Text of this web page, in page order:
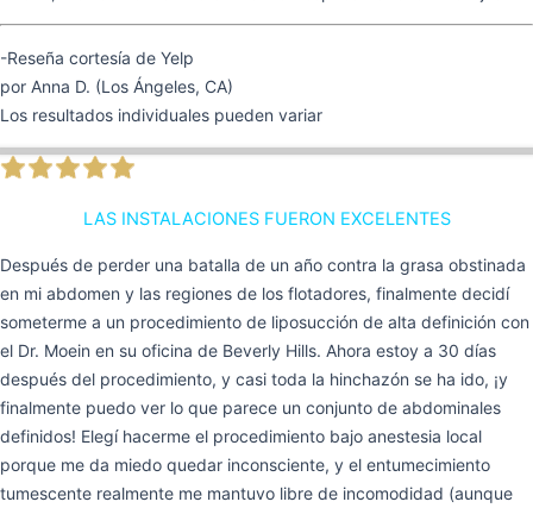
-Reseña cortesía de Yelp
por Anna D. (Los Ángeles, CA)
Los resultados individuales pueden variar
LAS INSTALACIONES FUERON EXCELENTES
Después de perder una batalla de un año contra la grasa obstinada
en mi abdomen y las regiones de los flotadores, finalmente decidí
someterme a un procedimiento de liposucción de alta definición con
el Dr. Moein en su oficina de Beverly Hills. Ahora estoy a 30 días
después del procedimiento, y casi toda la hinchazón se ha ido, ¡y
finalmente puedo ver lo que parece un conjunto de abdominales
definidos! Elegí hacerme el procedimiento bajo anestesia local
porque me da miedo quedar inconsciente, y el entumecimiento
tumescente realmente me mantuvo libre de incomodidad (aunque